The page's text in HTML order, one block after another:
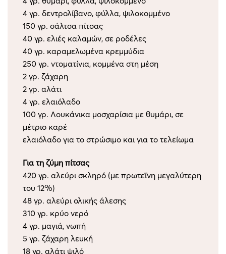
4 γρ. δεντρολίβανο, φύλλα, ψιλοκομμένο
150 γρ. σάλτσα πίτσας
40 γρ. ελιές καλαμών, σε ροδέλες
40 γρ. καραμελωμένα κρεμμύδια
250 γρ. ντοματίνια, κομμένα στη μέση
2 γρ. ζάχαρη
2 γρ. αλάτι
4 γρ. ελαιόλαδο
100 γρ. Λουκάνικα μοσχαρίσια με θυμάρι, σε
μέτριο καρέ
ελαιόλαδο για το στρώσιμο και για το τελείωμα
Για τη ζύμη πίτσας
420 γρ. αλεύρι σκληρό (με πρωτεΐνη μεγαλύτερη
του 12%)
48 γρ. αλεύρι ολικής άλεσης
310 γρ. κρύο νερό
4 γρ. μαγιά, νωπή
5 γρ. ζάχαρη λευκή
18 γρ. αλάτι ψιλό